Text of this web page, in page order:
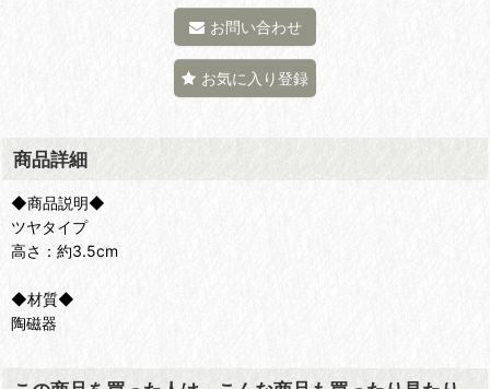
お問い合わせ
お気に入り登録
商品詳細
◆商品説明◆
ツヤタイプ
高さ：約3.5cm
◆材質◆
陶磁器